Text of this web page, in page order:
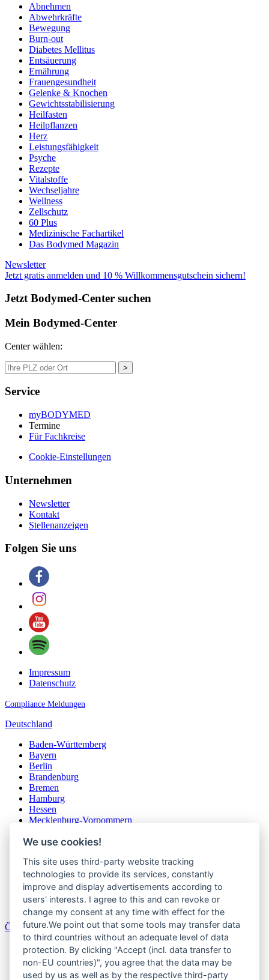
Abnehmen
Abwehrkräfte
Bewegung
Burn-out
Diabetes Mellitus
Entsäuerung
Ernährung
Frauengesundheit
Gelenke & Knochen
Gewichtsstabilisierung
Heilfasten
Heilpflanzen
Herz
Leistungsfähigkeit
Psyche
Rezepte
Vitalstoffe
Wechseljahre
Wellness
Zellschutz
60 Plus
Medizinische Fachartikel
Das Bodymed Magazin
Newsletter
Jetzt gratis anmelden und 10 % Willkommensgutschein sichern!
Jetzt Bodymed-Center suchen
Mein Bodymed-Center
Center wählen:
>
Service
myBODYMED
Termine
Für Fachkreise
Cookie-Einstellungen
Unternehmen
Newsletter
Kontakt
Stellenanzeigen
Folgen Sie uns
Impressum
Datenschutz
Compliance Meldungen
Deutschland
Baden-Württemberg
Bayern
Berlin
Brandenburg
Bremen
Hamburg
Hessen
Mecklenburg-Vorpommern
Nordrhein-Westfalen
Saarland
Sachsen
Sachsen-Anhalt
Schleswig-Holstein
Thüringen
Österreich
Burgenland
Kärnten
Niederösterreich
We use cookies!
This site uses third-party website tracking
technologies to provide its services, constantly
improve and display advertisements according to
users' interests. I agree to this and can revoke or
change my consent at any time with effect for the
future.We point out that some tools may transfer data
to third countries without an adequate level of data
protection. By clicking "Accept (incl. data transfer to
non-EU countries)", you agree that the data may be
used by us as well as by the respective third-party